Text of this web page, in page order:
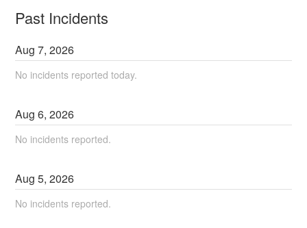
Past Incidents
Aug7,2026
No incidents reported today.
Aug6,2026
No incidents reported.
Aug5,2026
No incidents reported.